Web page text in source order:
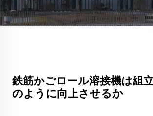
鉄筋かごロール溶接機は組
のように向上させるか